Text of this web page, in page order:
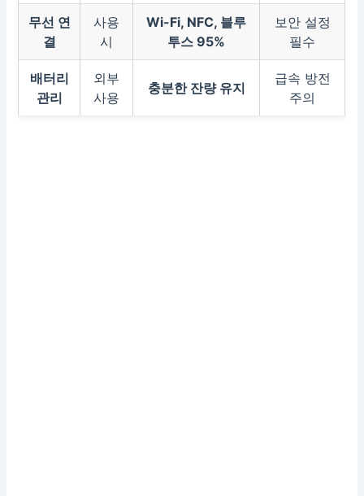
무선 연
결
사용
시
Wi-Fi, NFC, 블루
투스 95%
보안 설정
필수
배터리
관리
외부
사용
충분한 잔량 유지
급속 방전
주의